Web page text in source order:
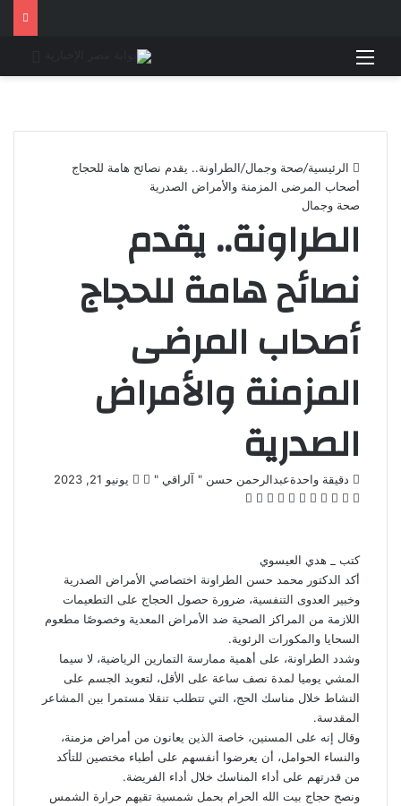
القائمة
الرئيسية/صحة وجمال/الطراونة.. يقدم نصائح هامة للحجاج
أصحاب المرضى المزمنة والأمراض الصدرية
صحة وجمال
الطراونة.. يقدم
نصائح هامة للحجاج
أصحاب المرضى
المزمنة والأمراض
الصدرية
عبدالرحمن حسن " آلراقي "
تابعأرسل
يونيو 21, 2023
دقيقة واحدة
فيسبوك
‫X لينكدإنبينتيريست
‫Pocket
واتساب
تيلقرام
ڤايبر
كتب _ هدي العيسوي
أكد الدكتور محمد حسن الطراونة اختصاصي الأمراض الصدرية
وخبير العدوى التنفسية، ضرورة حصول الحجاج على التطعيمات
اللازمة من المراكز الصحية ضد الأمراض المعدية وخصوصًا مطعوم
السحايا والمكورات الرئوية.
وشدد الطراونة، على أهمية ممارسة التمارين الرياضية، لا سيما
المشي يوميا لمدة نصف ساعة على الأقل، لتعويد الجسم على
النشاط خلال مناسك الحج، التي تتطلب تنقلا مستمرا بين المشاعر
المقدسة.
وقال إنه على المسنين، خاصة الذين يعانون من أمراض مزمنة،
والنساء الحوامل، أن يعرضوا أنفسهم على أطباء مختصين للتأكد
من قدرتهم على أداء المناسك خلال أداء الفريضة.
ونصح حجاج بيت الله الحرام بحمل شمسية تقيهم حرارة الشمس